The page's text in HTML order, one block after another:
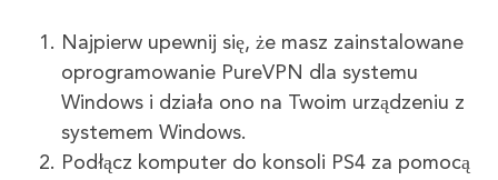
Najpierw upewnij się, że masz zainstalowane
oprogramowanie PureVPN dla systemu
Windows i działa ono na Twoim urządzeniu z
systemem Windows.
Podłącz komputer do konsoli PS4 za pomocą